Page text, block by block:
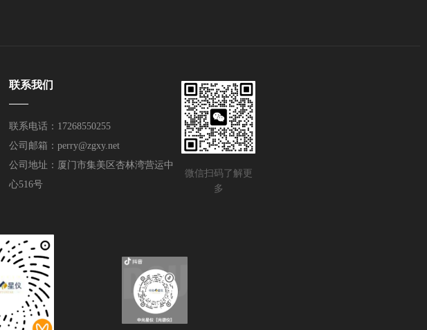
微信扫码了解更
多
联系我们
——
联系电话：17268550255
公司邮箱：perry@zgxy.net
公司地址：厦门市集美区杏林湾营运中
心516号